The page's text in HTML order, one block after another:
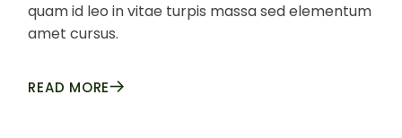
quam id leo in vitae turpis massa sed elementum
amet cursus.
READ MORE